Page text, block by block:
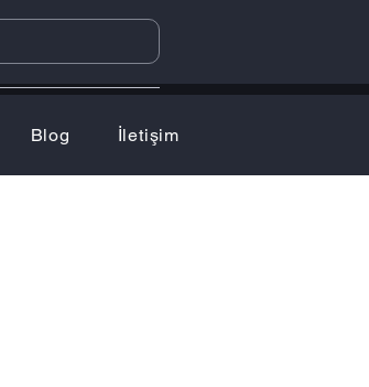
Blog İletişim